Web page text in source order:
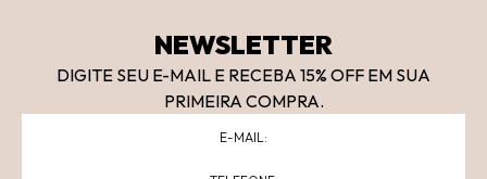
NEWSLETTER
DIGITE SEU E-MAIL E RECEBA 15% OFF EM SUA
PRIMEIRA COMPRA.